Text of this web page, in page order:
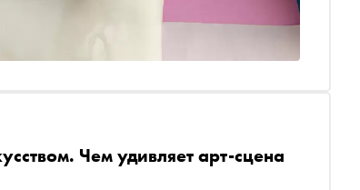
Чем удивляет арт-сцена